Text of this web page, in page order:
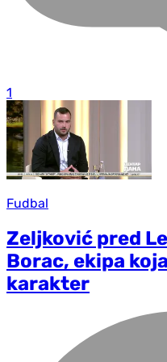
1
Fudbal
Zeljković pred
Borac, ekipa
karakter